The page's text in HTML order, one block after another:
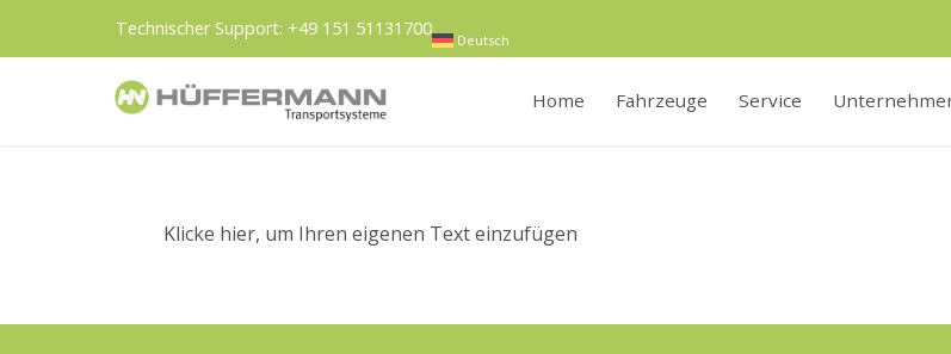
Deutsch
Technischer Support: +49 151 51131700
Home Fahrzeuge Service
Klicke hier, um Ihren eigenen Text einzufügen